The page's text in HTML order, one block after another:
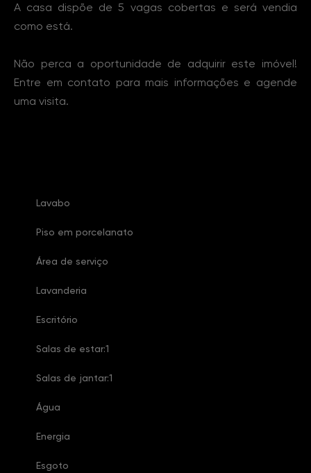
A casa dispõe de 5 vagas cobertas e será vendia
como está.
Não perca a oportunidade de adquirir este imóvel!
Entre em contato para mais informações e agende
uma visita.
Lavabo
Piso em porcelanato
Área de serviço
Lavanderia
Escritório
Salas de estar:1
Salas de jantar:1
Água
Energia
Esgoto